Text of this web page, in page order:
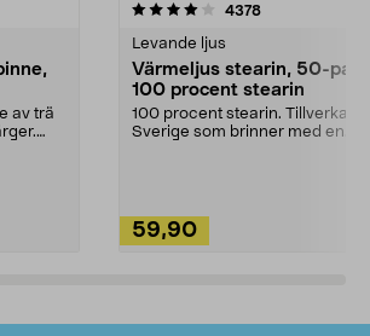
av trä
4378recensioner
Levande ljus
Värmeljus stearin, 50-pack,
100 procent stearin
100 procent stearin. Tillverkade i
Sverige som brinner med en
59,90
4.5av 5 stjärnor